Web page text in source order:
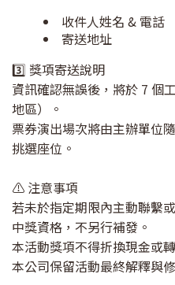
收件人姓名 & 電話
寄送地址
3️⃣ 獎項寄送說明
資訊確認無誤後，將於 7 個
地區）。
票券演出場次將由主辦單位
挑選座位。
⚠️ 注意事項
若未於指定期限內主動聯繫
中獎資格，不另行補發。
本活動獎項不得折換現金或
本公司保留活動最終解釋與